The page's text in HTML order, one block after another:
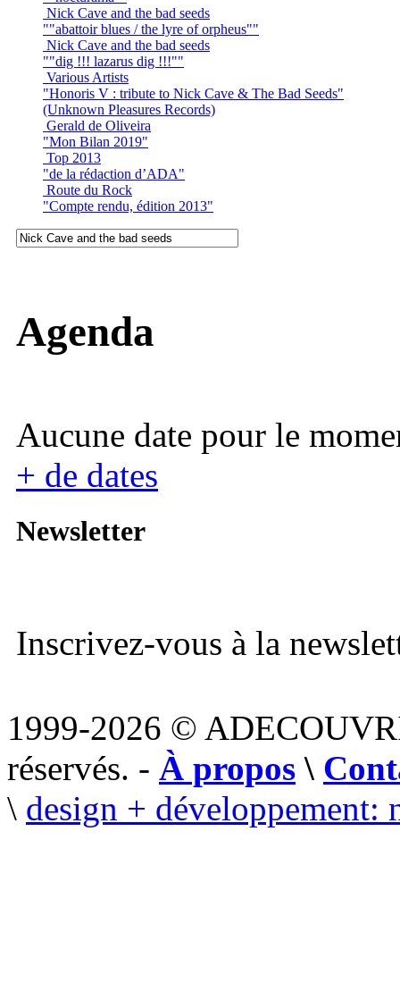
Nick Cave and the bad seeds
""abattoir blues / the lyre of orpheus""
Nick Cave and the bad seeds
""dig !!! lazarus dig !!!""
Various Artists
"Honoris V : tribute to Nick Cave & The Bad Seeds"
(Unknown Pleasures Records)
Gerald de Oliveira
"Mon Bilan 2019"
Top 2013
"de la rédaction d’ADA"
Route du Rock
"Compte rendu, édition 2013"
Agenda
Aucune date pour le
+ de dates
Newsletter
Inscrivez-vous à la
1999-2026 ©
réservés. - À propos \
\ design + développement: